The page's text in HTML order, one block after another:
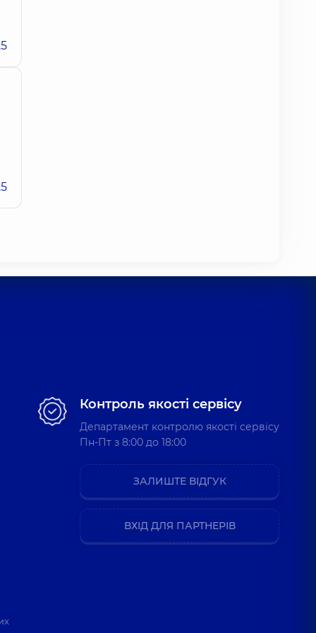
Контроль якості сервісу
Департамент контролю якості сервісу
Пн-Пт з 8:00 до 18:00
ЗАЛИШТЕ ВІДГУК
ВХІД ДЛЯ ПАРТНЕРІВ